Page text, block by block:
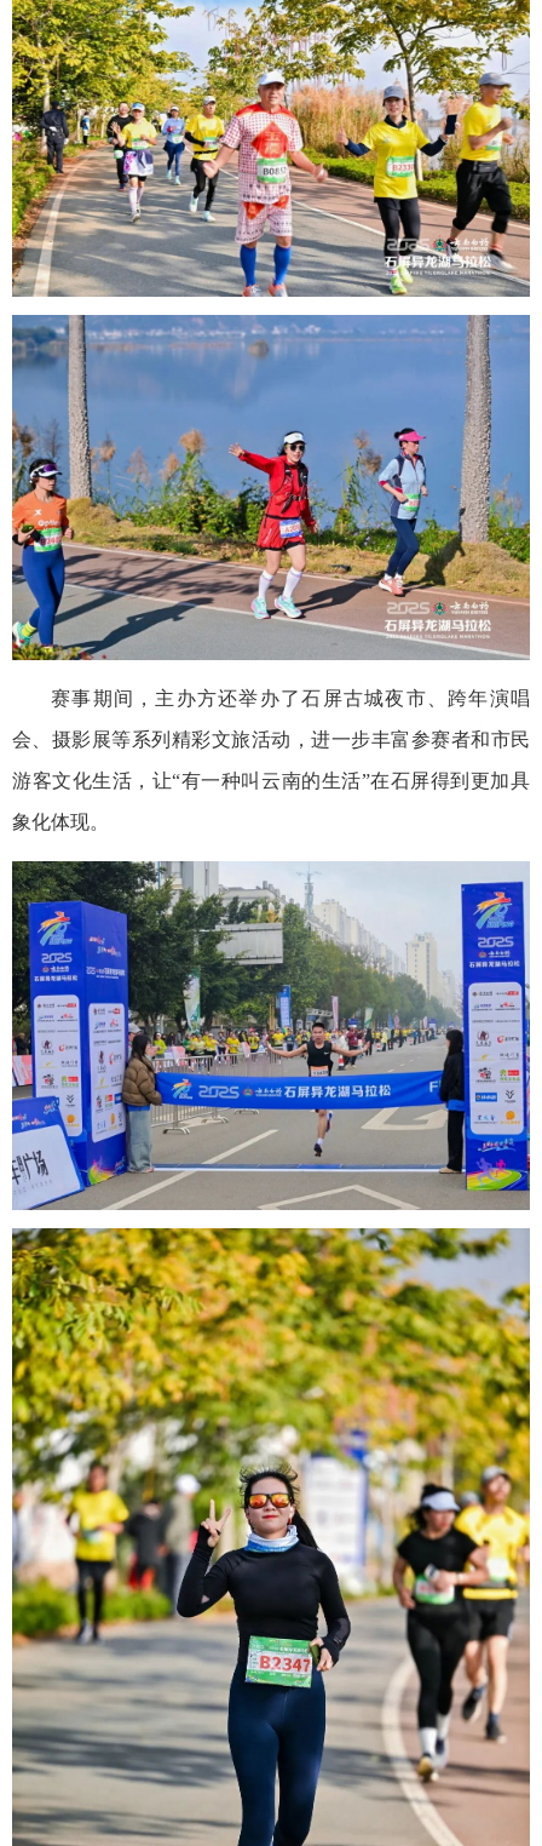
赛事期间，主办方还举办了石屏古城夜市、跨年演唱
会、摄影展等系列精彩文旅活动，进一步丰富参赛者和市民
游客文化生活，让“有一种叫云南的生活”在石屏得到更加具
象化体现。